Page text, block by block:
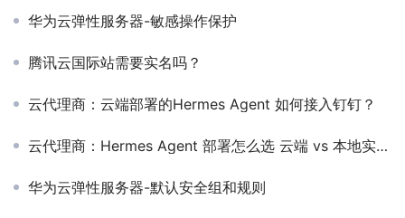
华为云弹性服务器-敏感操作保护
腾讯云国际站需要实名吗？
云代理商：云端部署的Hermes Agent 如何接入钉钉？
云代理商：Hermes Agent 部署怎么选 云端 vs 本地实测对比
华为云弹性服务器-默认安全组和规则